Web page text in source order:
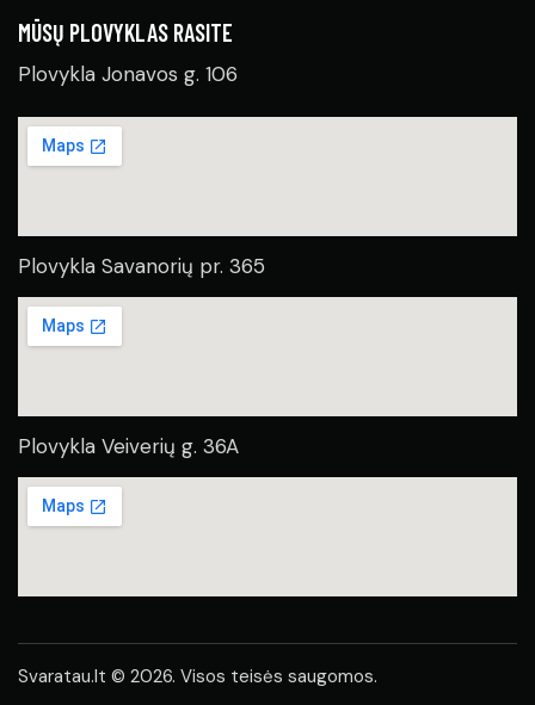
MŪSŲ PLOVYKLAS RASITE
Plovykla Jonavos g. 106
Plovykla Savanorių pr. 365
Plovykla Veiverių g. 36A
Svaratau.lt © 2026. Visos teisės saugomos.